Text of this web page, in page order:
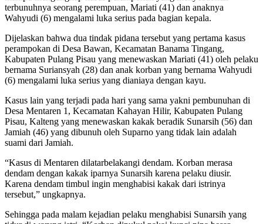
terbunuhnya seorang perempuan, Mariati (41) dan anaknya
Wahyudi (6) mengalami luka serius pada bagian kepala.
Dijelaskan bahwa dua tindak pidana tersebut yang pertama kasus
perampokan di Desa Bawan, Kecamatan Banama Tingang,
Kabupaten Pulang Pisau yang menewaskan Mariati (41) oleh pelaku
bernama Suriansyah (28) dan anak korban yang bernama Wahyudi
(6) mengalami luka serius yang dianiaya dengan kayu.
Kasus lain yang terjadi pada hari yang sama yakni pembunuhan di
Desa Mentaren 1, Kecamatan Kahayan Hilir, Kabupaten Pulang
Pisau, Kalteng yang menewaskan kakak beradik Sunarsih (56) dan
Jamiah (46) yang dibunuh oleh Suparno yang tidak lain adalah
suami dari Jamiah.
“Kasus di Mentaren dilatarbelakangi dendam. Korban merasa
dendam dengan kakak iparnya Sunarsih karena pelaku diusir.
Karena dendam timbul ingin menghabisi kakak dari istrinya
tersebut,” ungkapnya.
Sehingga pada malam kejadian pelaku menghabisi Sunarsih yang